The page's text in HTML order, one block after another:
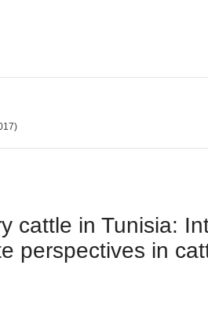
cattle in Tunisia:
perspectives in